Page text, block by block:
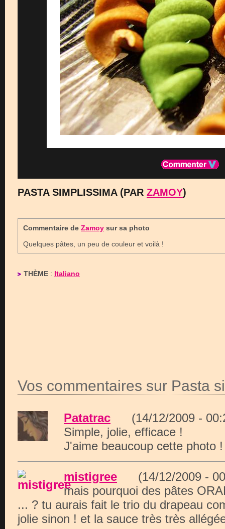
PASTA SIMPLISSIMA (PAR ZAMOY)
Commentaire de Zamoy sur sa photo
Quelques pâtes, un peu de couleur et voilà !
THÈME : Italiano
Vos commentaires sur Pasta
Patatrac (14/12/2009 -
Simple, jolie, efficace !
J'aime beaucoup cette photo !
mistigree (14/12/2009 -
mais pourquoi des pâtes
... ? tu aurais fait le trio du drapeau
jolie sinon ! et la sauce très très